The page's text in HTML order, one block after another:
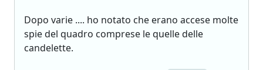
Dopo varie .... ho notato che erano accese molte
spie del quadro comprese le quelle delle
candelette.